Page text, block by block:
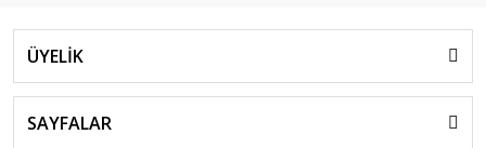
ÜYELİK
SAYFALAR